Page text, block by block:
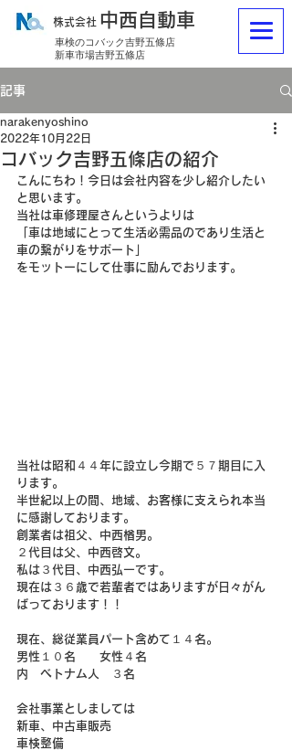
株式会社 中西自動車
車検のコバック吉野五條店
新車市場吉野五條店
記事
コバック吉野五條店の紹介
narakenyoshino
2022年10月22日
こんにちわ！今日は会社内容を少し紹介したい
と思います。
当社は車修理屋さんというよりは
「車は地域にとって生活必需品のであり生活と
車の繋がりをサポート」
をモットーにして仕事に励んでおります。
当社は昭和４４年に設立し今期で５７期目に入
ります。
半世紀以上の間、地域、お客様に支えられ本当
に感謝しております。
創業者は祖父、中西楢男。
２代目は父、中西啓文。
私は３代目、中西弘一です。
現在は３６歳で若輩者ではありますが日々がん
ばっております！！
現在、総従業員パート含めて１４名。
男性１０名　　女性４名
内　ベトナム人　３名
会社事業としましては
新車、中古車販売
車検整備